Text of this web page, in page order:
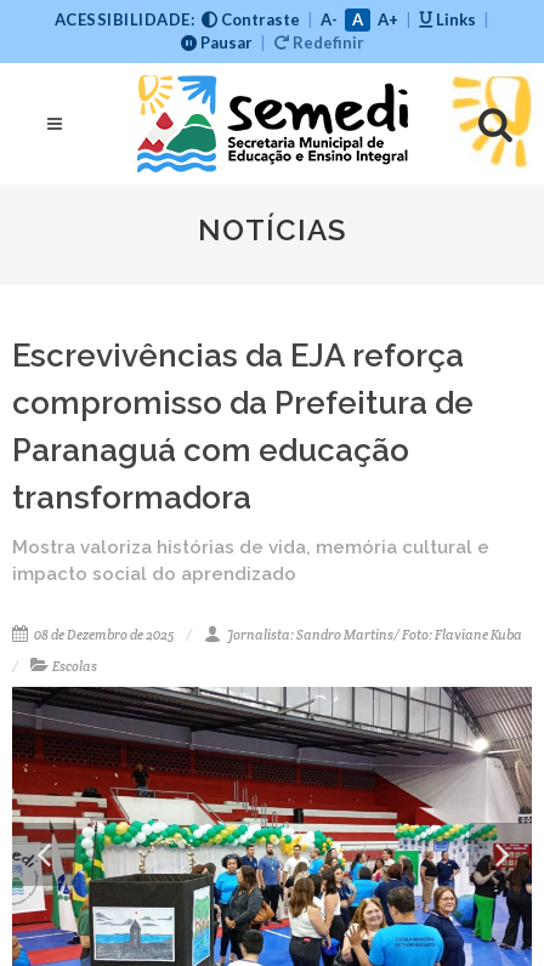
ACESSIBILIDADE: Contraste A- A A+ Links
Pausar
Redefinir
NOTÍCIAS
Escrevivências da EJA reforça
compromisso da Prefeitura de
Paranaguá com educação
transformadora
Mostra valoriza histórias de vida, memória cultural e
impacto social do aprendizado
08 de Dezembro de 2025
Jornalista: Sandro Martins/ Foto: Flaviane Kuba
Escolas